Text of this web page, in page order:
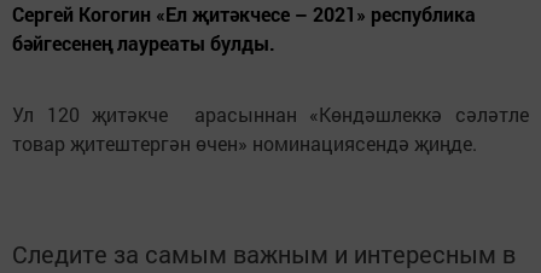
Сергей Когогин «Ел җитәкчесе – 2021» республика
бәйгесенең лауреаты булды.
Ул 120 җитәкче арасыннан «Көндәшлеккә сәләтле
товар җитештергән өчен» номинациясендә җиңде.
Следите за самым важным и интересным в